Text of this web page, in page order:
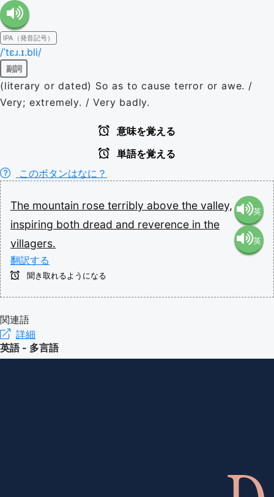
IPA（発音記号）
/ˈtɛɹ.ɪ.bli/
副詞
(literary or dated) So as to cause terror or awe. /
Very; extremely. / Very badly.
意味を覚える
単語を覚える
このボタンはなに？
The mountain rose terribly above the valley,
inspiring both dread and reverence in the
villagers.
翻訳する
英
語（米
英
聞き取れるようになる
関連語
詳細
英語 - 多言語